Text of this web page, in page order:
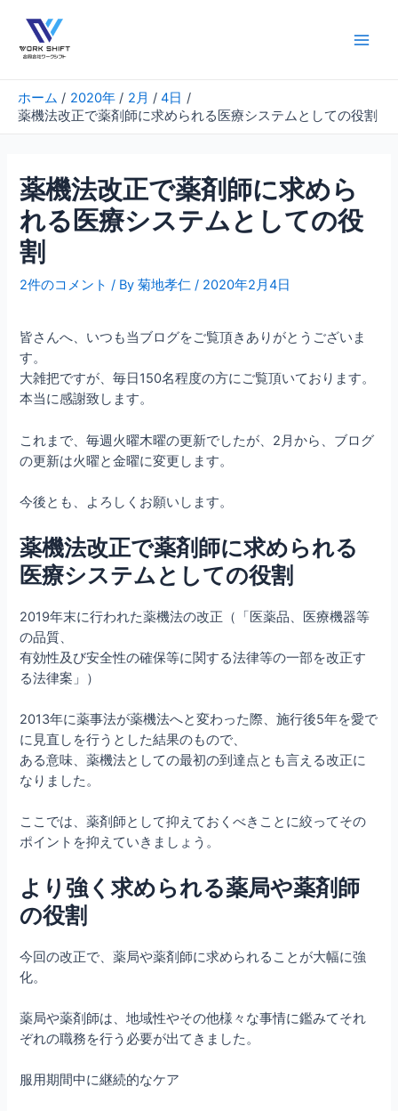
ホーム 2020年 2月
4日
薬機法改正で薬剤師に求められる医療システムとしての役割
薬機法改正で薬剤師に求めら
れる医療システムとしての役
割
2件のコメント / By菊地孝仁/ 2020年2月4日
皆さんへ、いつも当ブログをご覧頂きありがとうございま
す。
大雑把ですが、毎日150名程度の方にご覧頂いております。
本当に感謝致します。
これまで、毎週火曜木曜の更新でしたが、2月から、ブログ
の更新は火曜と金曜に変更します。
今後とも、よろしくお願いします。
薬機法改正で薬剤師に求められる
医療システムとしての役割
2019年末に行われた薬機法の改正（「医薬品、医療機器等
の品質、
有効性及び安全性の確保等に関する法律等の一部を改正す
る法律案」）
2013年に薬事法が薬機法へと変わった際、施行後5年を愛で
に見直しを行うとした結果のもので、
ある意味、薬機法としての最初の到達点とも言える改正に
なりました。
ここでは、薬剤師として抑えておくべきことに絞ってその
ポイントを抑えていきましょう。
より強く求められる薬局や薬剤師
の役割
今回の改正で、薬局や薬剤師に求められることが大幅に強
化。
薬局や薬剤師は、地域性やその他様々な事情に鑑みてそれ
ぞれの職務を行う必要が出てきました。
服用期間中に継続的なケア